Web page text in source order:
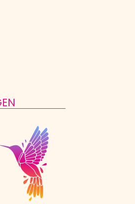
et d'autres technologies de
expérience de navigation
montrer un contenu
le trafic de notre site et
de nos visiteurs.